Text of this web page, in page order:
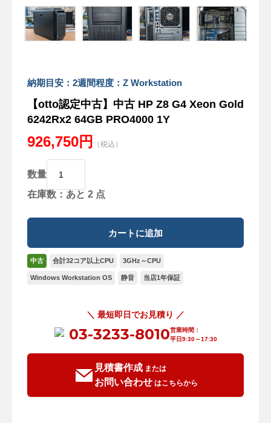
納期目安：2週間程度：Z Workstation
【otto認定中古】中古 HP Z8 G4 Xeon Gold
6242Rx2 64GB PRO4000 1Y
926,750円 （税込）
数量
在庫数：あと 2 点
中古 合計32コア以上CPU 3GHz～CPU
Windows Workstation OS 静音 当店1年保証
＼ 最短即日でお見積り ／
03-3233-8010営業時間：
平日9:30～17:30
見積書作成または
お問い合わせはこちらから